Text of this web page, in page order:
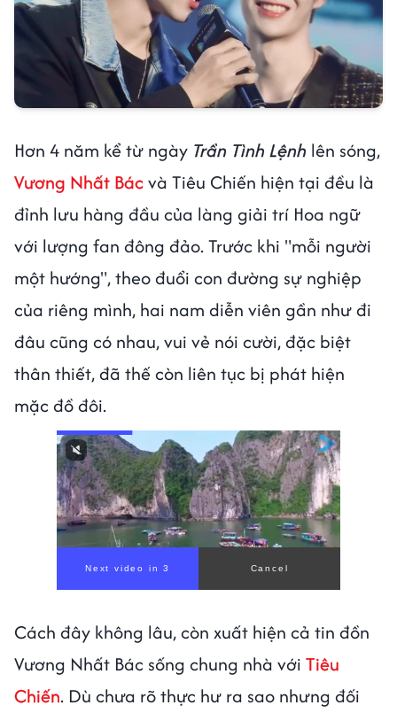
Hơn 4 năm kể từ ngày Trần Tình Lệnh lên sóng,
Vương Nhất Bácvà Tiêu Chiến hiện tại đều là
đỉnh lưu hàng đầu của làng giải trí Hoa ngữ
với lượng fan đông đảo. Trước khi "mỗi người
một hướng", theo đuổi con đường sự nghiệp
của riêng mình, hai nam diễn viên gần như đi
đâu cũng có nhau, vui vẻ nói cười, đặc biệt
thân thiết, đã thế còn liên tục bị phát hiện
mặc đồ đôi.
Next video in 1 Cancel
Cách đây không lâu, còn xuất hiện cả tin đồn
Vương Nhất Bác sống chung nhà với Tiêu
Chiến. Dù chưa rõ thực hư ra sao nhưng đối